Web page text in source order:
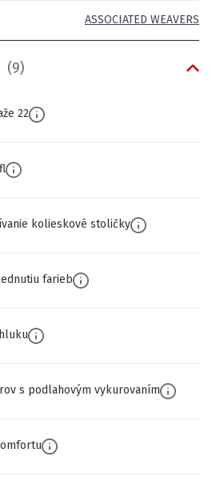
ASSOCIATED WEAVERS
(9)
22
kolieskové stoličky
farieb
s podlahovým vykurovaním